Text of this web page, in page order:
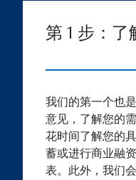
第 1 步：
我们的第一个也
意见，了解您的
花时间了解您的
蓄或进行商业融
表。此外，我们